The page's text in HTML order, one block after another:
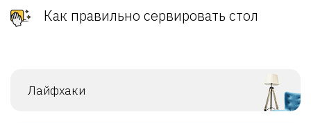
Как правильно сервировать стол
Лайфхаки